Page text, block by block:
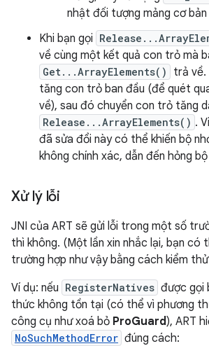
nhật đối tượng mảng cơ bản
Khi bạn gọi
về cùng một kết quả con trỏ mà
Get...ArrayElements()
trả về.
tăng con trỏ ban đầu (để quét
về), sau đó chuyển con trỏ tăng
Release...ArrayElements() .
đã sửa đổi này có thể khiến bộ
không chính xác, dẫn đến hỏng
Xử lý lỗi
JNI của ART sẽ gửi lỗi trong một số
thì không. (Một lần xin nhắc lại, bạn có
trường hợp như vậy bằng cách kiểm
Ví dụ: nếu RegisterNatives được gọi
thức không tồn tại (có thể vì phương
công cụ như xoá bỏ ProGuard), ART
NoSuchMethodError đúng cách: